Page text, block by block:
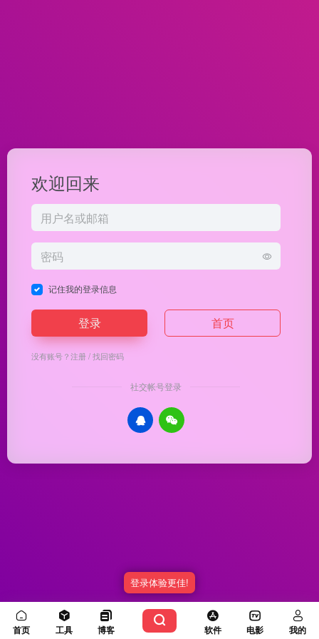
欢迎回来
记住我的登录信息
登录 首页
没有账号？注册/找回密码
社交帐号登录
Copyright © 2026 优渥导航 冀ICP备20003336号-5由 OneNav强力驱动
首页 工具 博客 软件 电影 我的
登录体验更佳!